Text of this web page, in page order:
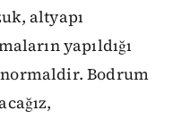
altyapı
yapıldığı
Bodrum